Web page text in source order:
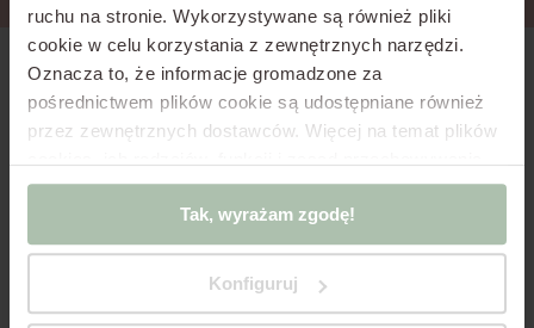
ruchu na stronie. Wykorzystywane są również pliki
cookie w celu korzystania z zewnętrznych narzędzi.
Oznacza to, że informacje gromadzone za
pośrednictwem plików cookie są udostępniane również
przez zewnętrznych dostawców. Więcej na temat plików
infrastruktury w Polityce Cookies oraz Polityce
Jeśli korzystasz z oprogramowania innego
niż pliki cookie zgodne z oprogramowaniem w
dokumentach powyżej, kliknij „Tak, wyświetlam
Tak, wyrażam zgodę!
Konfiguruj